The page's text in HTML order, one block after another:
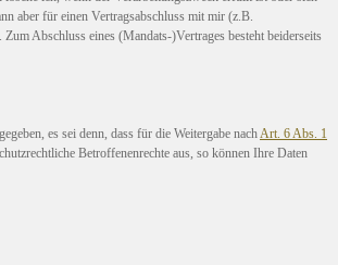
aber für einen Vertragsabschluss mit mir (z.B.
Abschluss eines (Mandats-)Vertrages besteht beiderseits
es sei denn, dass für die Weitergabe nachArt. 6 Abs. 1
Betroffenenrechte aus, so können Ihre Daten